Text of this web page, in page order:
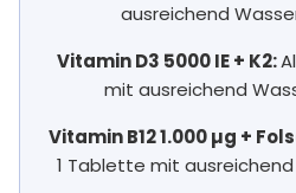
ausreichend
Vitamin D3 5000 IE + K2:
mit ausreichend
Vitamin B12 1.000 µg +
1 Tablette mit